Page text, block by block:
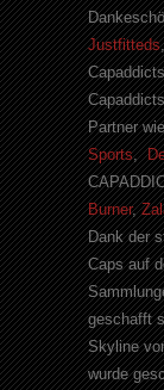
Justfitteds
Partner
Sports,
Burner,
Dank der
Caps auf
geschafft
Skyline
wurde